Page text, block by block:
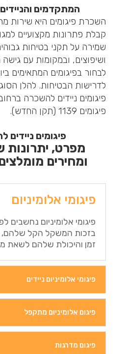
המתקדמים
השכרת פיגומים היא שירות
קבלת פתרונות מקצועיים
שמירה על תקני בטיחות
ושיפוצים, ובמקומות עם
לבחור בפיגומים המתאימים
לדרישות הבטיחות. להלן
פיגומים ניידים להשכרה
פיגומים 1139 (תקן החדש).
פיגומים ניידים
מפרט, יתרונות
ומחירים
פיגומי אלומיניום
פיגומי אלומיניום נחשבים
בזכות המשקל הקל שלהם,
זמן והיכולת שלהם לשאת
פיגומי אלומיניום ניידים
פיגום אלומיניום מתקפל
פיגום מדרגות